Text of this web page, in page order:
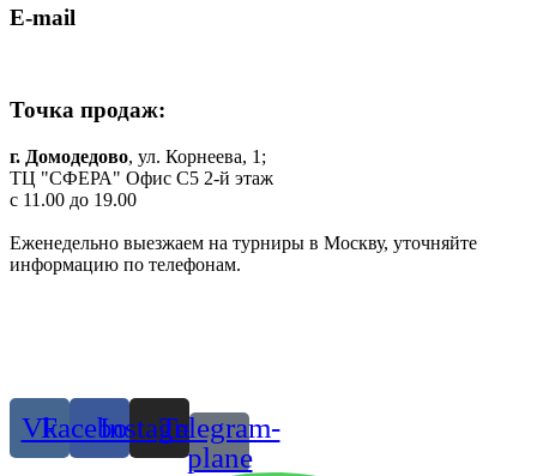
E-mail
Точка продаж:
г. Домодедово, ул. Корнеева, 1;
ТЦ "СФЕРА" Офис C5 2-й этаж
c 11.00 до 19.00
Еженедельно выезжаем на турниры в Москву, уточняйте
информацию по телефонам.
VkFacebookInstagramTelegram-
plane